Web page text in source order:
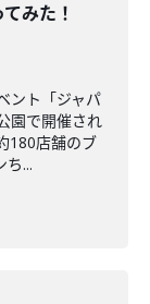
みた！
ント「ジャパ
園で開催され
180店舗のブ
ち...